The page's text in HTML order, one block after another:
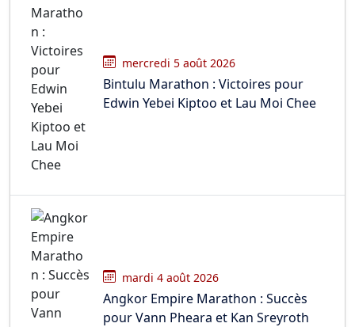
mercredi 5 août 2026
Bintulu Marathon : Victoires pour
Edwin Yebei Kiptoo et Lau Moi Chee
mardi 4 août 2026
Angkor Empire Marathon : Succès
pour Vann Pheara et Kan Sreyroth